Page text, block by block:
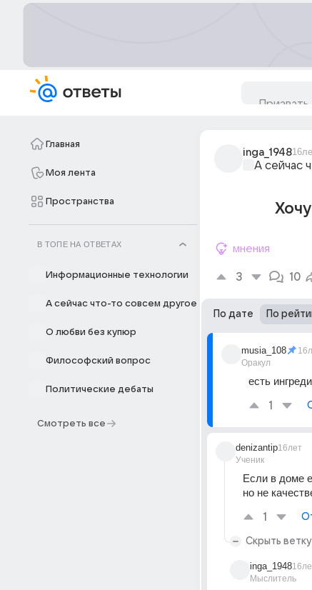
Главная
Моя лента
Пространства
В ТОПЕ НА ОТВЕТАХ
Информационные технологии
А сейчас что-то совсем другое
О любви без купюр
Философский вопрос
Политические дебаты
Смотреть все
inga_1948
А сейчас
мнения
3 10
По дате По
musia_108
Оракул
есть
1
denizantip
Ученик
16лет
Если в доме
но не
1
Скрыть ветку
inga_1948
Мыслитель